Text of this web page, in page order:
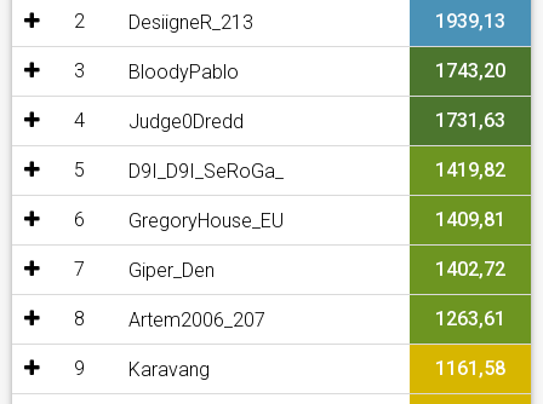
2 DesiigneR_213 1939,13
3 BloodyPablo 1743,20
4 Judge0Dredd 1731,63
5 D9I_D9I_SeRoGa_ 1419,82
6 GregoryHouse_EU 1409,81
7 Giper_Den 1402,72
8 Artem2006_207 1263,61
9 Karavang 1161,58